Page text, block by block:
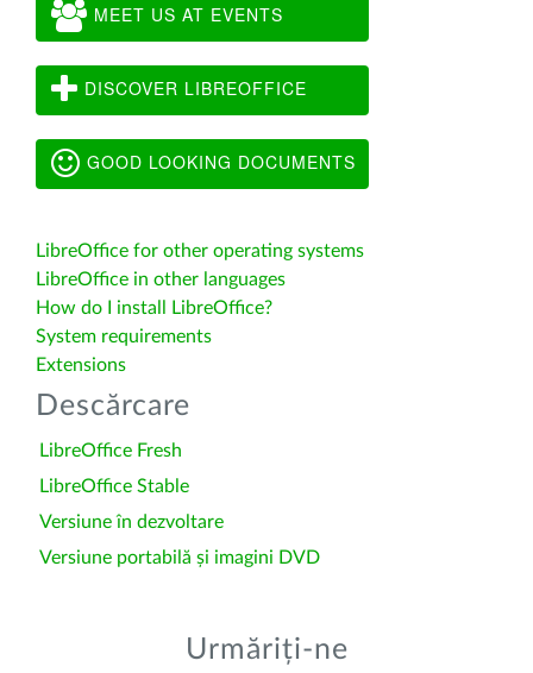
MEET US AT EVENTS
DISCOVER LIBREOFFICE
GOOD LOOKING DOCUMENTS
LibreOffice for other operating systems
LibreOffice in other languages
How do I install LibreOffice?
System requirements
Extensions
Descărcare
LibreOffice Fresh
LibreOffice Stable
Versiune în dezvoltare
Versiune portabilă și imagini DVD
Urmăriți-ne